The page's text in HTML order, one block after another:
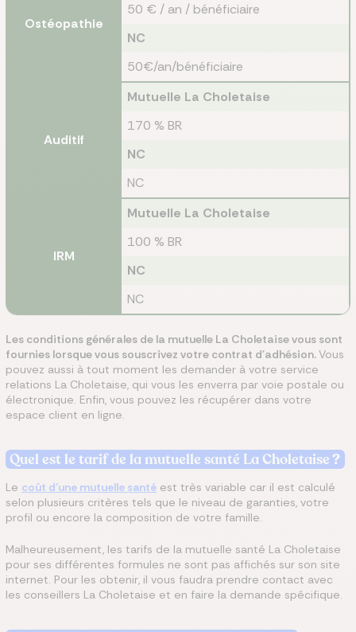
Ostéopathie
50 € / an / bénéficiaire
NC
50€/an/bénéficiaire
Auditif
Mutuelle La Choletaise
170 % BR
NC
NC
IRM
Mutuelle La Choletaise
100 % BR
NC
NC
Les conditions générales de la mutuelle La Choletaise vous sont
fournies lorsque vous souscrivez votre contrat d'adhésion.Vous
pouvez aussi à tout moment les demander à votre service
relations La Choletaise, qui vous les enverra par voie postale ou
électronique. Enfin, vous pouvez les récupérer dans votre
espace client en ligne.
Quel est le tarif de la mutuelle santé La Choletaise​?
Le coût d'une mutuelle santé est très variable car il est calculé
selon plusieurs critères tels que le niveau de garanties, votre
profil ou encore la composition de votre famille.
Malheureusement, les tarifs de la mutuelle santé La Choletaise
pour ses différentes formules ne sont pas affichés sur son site
internet. Pour les obtenir, il vous faudra prendre contact avec
les conseillers La Choletaise et en faire la demande spécifique.